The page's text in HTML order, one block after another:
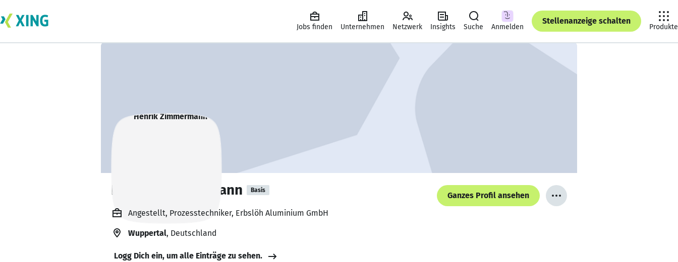
Jobs finden Unternehmen Netzwerk Insights Suche Anmelden
Stellenanzeige schalten
Produkte
Henrik Zimmermann Basis
Ganzes Profil ansehen
Angestellt, Prozesstechniker, Erbslöh Aluminium GmbH
Wuppertal, Deutschland
Logg Dich ein, um alle Einträge zu sehen.